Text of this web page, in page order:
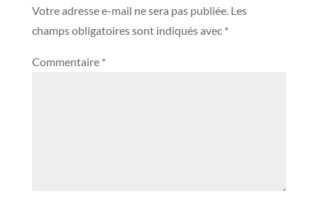
Votre adresse e-mail ne sera pas publiée. Les
champs obligatoires sont indiqués avec *
Commentaire *